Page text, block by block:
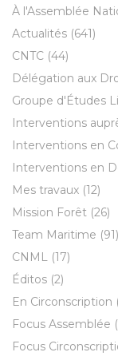
À l'Assemblée
Actualités (641)
CNTC (44)
Délégation aux
Groupe d'Études
Interventions
Interventions en
Interventions en
Mes travaux (12)
Mission Forêt (26)
Team Maritime (91)
CNML
(17)
Éditos (2)
En Circonscription
Focus Assemblée
Focus